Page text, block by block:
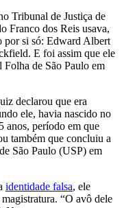
Tribunal de Justiça de
Franco dos Reis usava,
por si só: Edward Albert
E foi assim que ele
Folha de São Paulo em
declarou que era
ele, havia nascido no
anos, período em que
também que concluiu a
São Paulo (USP) em
identidade falsa, ele
“O avô dele